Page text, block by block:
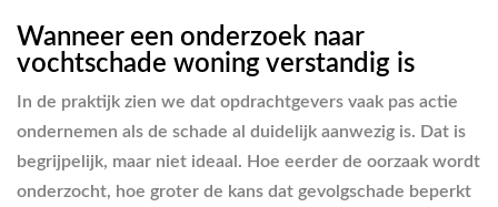
Wanneer een onderzoek naar
vochtschade woning verstandig is
In de praktijk zien we dat opdrachtgevers vaak pas actie
ondernemen als de schade al duidelijk aanwezig is. Dat is
begrijpelijk, maar niet ideaal. Hoe eerder de oorzaak wordt
onderzocht, hoe groter de kans dat gevolgschade beperkt